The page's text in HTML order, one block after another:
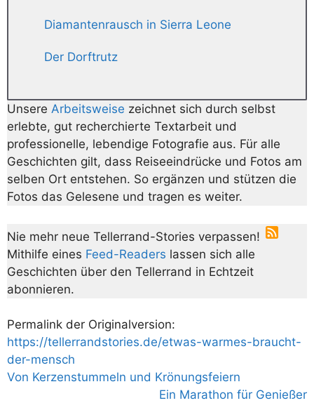
Diamantenrausch in Sierra Leone
Der Dorftrutz
Unsere Arbeitsweise zeichnet sich durch selbst
erlebte, gut recherchierte Textarbeit und
professionelle, lebendige Fotografie aus. Für alle
Geschichten gilt, dass Reiseeindrücke und Fotos am
selben Ort entstehen. So ergänzen und stützen die
Fotos das Gelesene und tragen es weiter.
Nie mehr neue Tellerrand-Stories verpassen!
Mithilfe eines Feed-Readers lassen sich alle
Geschichten über den Tellerrand in Echtzeit
abonnieren.
Permalink der Originalversion:
https://tellerrandstories.de/etwas-warmes-braucht-
der-mensch
Von Kerzenstummeln und Krönungsfeiern
Ein Marathon für Genießer